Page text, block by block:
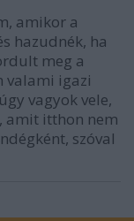
amikor a
hazudnék, ha
meg a
valami igazi
vagyok vele,
amit itthon nem
szóval